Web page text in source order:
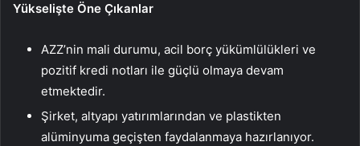
Yükselişte Öne Çıkanlar
AZZ’nin mali durumu, acil borç yükümlülükleri ve
pozitif kredi notları ile güçlü olmaya devam
etmektedir.
Şirket, altyapı yatırımlarından ve plastikten
alüminyuma geçişten faydalanmaya hazırlanıyor.